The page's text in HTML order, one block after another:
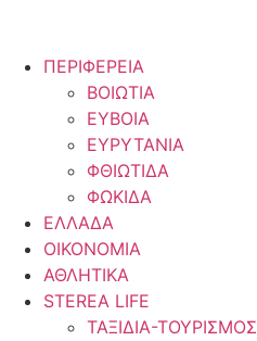
ΠΕΡΙΦΕΡΕΙΑ
ΒΟΙΩΤΙΑ
ΕΥΒΟΙΑ
ΕΥΡΥΤΑΝΙΑ
ΦΘΙΩΤΙΔΑ
ΦΩΚΙΔΑ
ΕΛΛΑΔΑ
ΟΙΚΟΝΟΜΙΑ
ΑΘΛΗΤΙΚΑ
STEREA LIFE
ΤΑΞΙΔΙΑ-ΤΟΥΡΙΣΜΟΣ